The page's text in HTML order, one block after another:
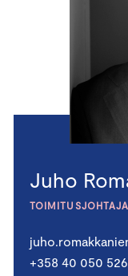
Juho
TOIMITUSJOHTAJA
+358 40 050